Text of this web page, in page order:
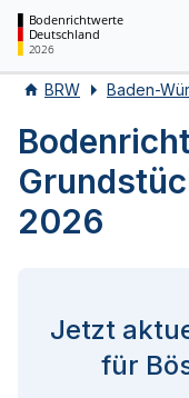
Bodenrichtwerte
Deutschland
2026
BRW Baden-
2026
Jetzt
für